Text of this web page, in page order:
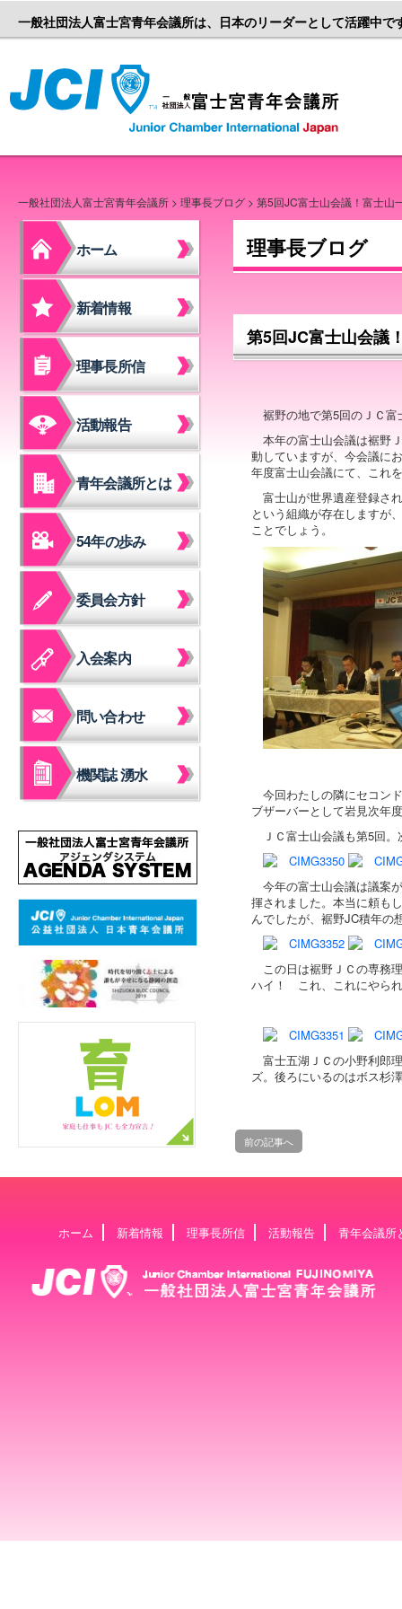
一般社団法人富士宮青年会議所は、日本のリーダーとして活躍中で
一般社団法人富士宮青年会議所 > 理事長ブログ > 第5回JC富士山会議！富士山
ホーム
新着情報
理事長所信
活動報告
青年会議所とは
54年の歩み
委員会方針
入会案内
問い合わせ
機関誌 湧水
理事長ブログ
第5回JC富士山会議
裾野の地で第5回のＪＣ
本年の富士山会議は裾野
動していますが、今会議に
年度富士山会議にて、これ
富士山が世界遺産登録さ
という組織が存在しますが
ことでしょう。
今回わたしの隣にセコン
ブザーバーとして岩見次年
ＪＣ富士山会議も第5回
今年の富士山会議は議案
揮されました。本当に頼も
んでしたが、裾野JC積年の
この日は裾野ＪＣの専務
ハイ！ これ、これにやら
富士五湖ＪＣの小野利郎
ズ。後ろにいるのはボス杉
前の記事へ
ホーム 新着情報 理事長所信 活動報告 青年会議所